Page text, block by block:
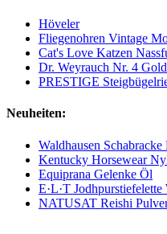
Höveler
Fliegenohren Vintage
Cat's Love Katzen
Dr. Weyrauch Nr. 4
PRESTIGE
Neuheiten:
Waldhausen
Kentucky Horsewear
Equiprana Gelenke Öl
E·L·T
NATUSAT Reishi